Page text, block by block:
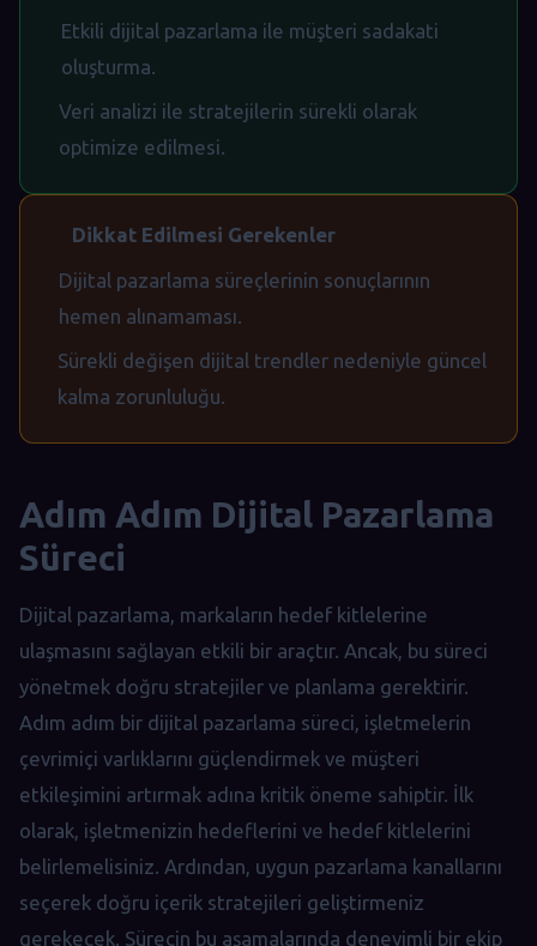
Etkili dijital pazarlama ile müşteri sadakati
oluşturma.
Veri analizi ile stratejilerin sürekli olarak
optimize edilmesi.
Dikkat Edilmesi Gerekenler
Dijital pazarlama süreçlerinin sonuçlarının
hemen alınamaması.
Sürekli değişen dijital trendler nedeniyle güncel
kalma zorunluluğu.
Adım Adım Dijital Pazarlama
Süreci
Dijital pazarlama, markaların hedef kitlelerine
ulaşmasını sağlayan etkili bir araçtır. Ancak, bu süreci
yönetmek doğru stratejiler ve planlama gerektirir.
Adım adım bir dijital pazarlama süreci, işletmelerin
çevrimiçi varlıklarını güçlendirmek ve müşteri
etkileşimini artırmak adına kritik öneme sahiptir. İlk
olarak, işletmenizin hedeflerini ve hedef kitlelerini
belirlemelisiniz. Ardından, uygun pazarlama kanallarını
seçerek doğru içerik stratejileri geliştirmeniz
gerekecek. Sürecin bu aşamalarında deneyimli bir ekip